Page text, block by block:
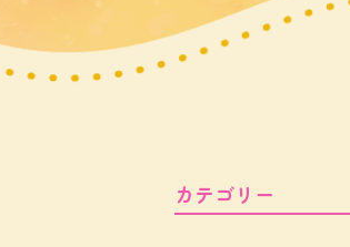
カテゴリー